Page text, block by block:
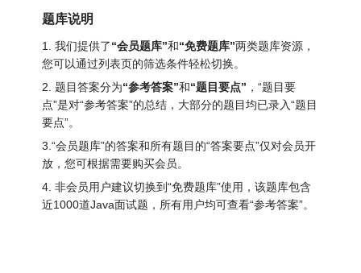
题库说明
1. 我们提供了“会员题库”和“免费题库”两类题库资源，
您可以通过列表页的筛选条件轻松切换。
2. 题目答案分为“参考答案”和“题目要点” ，“题目要
点”是对“参考答案”的总结，大部分的题目均已录入“题目
要点”。
3.“会员题库”的答案和所有题目的“答案要点”仅对会员开
放，您可根据需要购买会员。
4. 非会员用户建议切换到“免费题库”使用，该题库包含
近1000道Java面试题 ，所有用户均可查看“参考答案”。